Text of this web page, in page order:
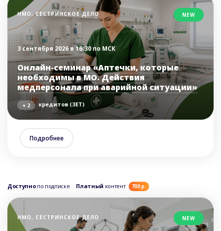
НМО, СЕСТРИНСКОЕ ДЕЛО NEW
3 сентября 2026 в 16:30 по МСК
Онлайн-семинар «Аптечки, которые
необходимы в МО. Действия
медперсонала при аварийной ситуации»
+ 2 кредитов (ЗЕТ)
Подробнее
Доступнопо подписке Платный контент 700 р.
НМО, СЕСТРИНСКОЕ ДЕЛО NEW